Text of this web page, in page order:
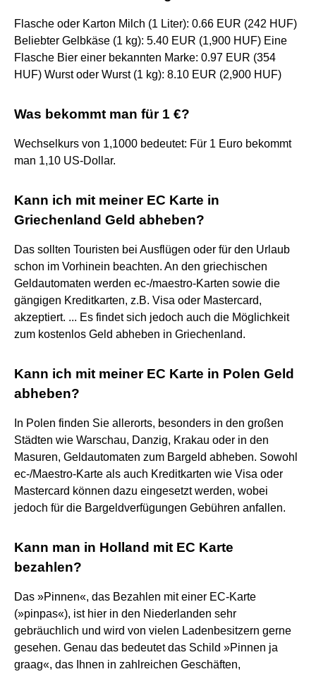
Flasche oder Karton Milch (1 Liter): 0.66 EUR (242 HUF)
Beliebter Gelbkäse (1 kg): 5.40 EUR (1,900 HUF) Eine
Flasche Bier einer bekannten Marke: 0.97 EUR (354
HUF) Wurst oder Wurst (1 kg): 8.10 EUR (2,900 HUF)
Was bekommt man für 1 €?
Wechselkurs von 1,1000 bedeutet: Für 1 Euro bekommt
man 1,10 US-Dollar.
Kann ich mit meiner EC Karte in
Griechenland Geld abheben?
Das sollten Touristen bei Ausflügen oder für den Urlaub
schon im Vorhinein beachten. An den griechischen
Geldautomaten werden ec-/maestro-Karten sowie die
gängigen Kreditkarten, z.B. Visa oder Mastercard,
akzeptiert. ... Es findet sich jedoch auch die Möglichkeit
zum kostenlos Geld abheben in Griechenland.
Kann ich mit meiner EC Karte in Polen Geld
abheben?
In Polen finden Sie allerorts, besonders in den großen
Städten wie Warschau, Danzig, Krakau oder in den
Masuren, Geldautomaten zum Bargeld abheben. Sowohl
ec-/Maestro-Karte als auch Kreditkarten wie Visa oder
Mastercard können dazu eingesetzt werden, wobei
jedoch für die Bargeldverfügungen Gebühren anfallen.
Kann man in Holland mit EC Karte
bezahlen?
Das »Pinnen«, das Bezahlen mit einer EC-Karte
(»pinpas«), ist hier in den Niederlanden sehr
gebräuchlich und wird von vielen Ladenbesitzern gerne
gesehen. Genau das bedeutet das Schild »Pinnen ja
graag«, das Ihnen in zahlreichen Geschäften,